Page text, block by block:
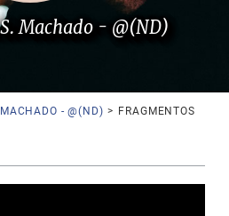
Machado - @(ND)
- @(ND) > FRAGMENTOS